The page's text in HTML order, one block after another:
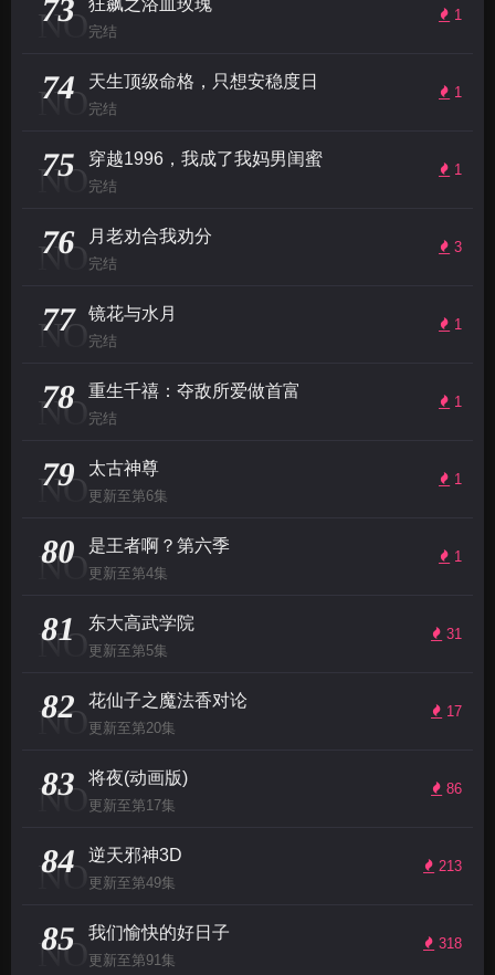
NO
73 1
狂飙之浴血玫瑰
完结
NO
74 1
天生顶级命格，只想安稳度日
完结
NO
75 1
穿越1996，我成了我妈男闺蜜
完结
NO
76 3
月老劝合我劝分
完结
NO
77 1
镜花与水月
完结
NO
78 1
重生千禧：夺敌所爱做首富
完结
NO
79 1
太古神尊
更新至第6集
NO
80 1
是王者啊？第六季
更新至第4集
NO
81 31
东大高武学院
更新至第5集
NO
82 17
花仙子之魔法香对论
更新至第20集
NO
83 86
将夜(动画版)
更新至第17集
NO
84 213
逆天邪神3D
更新至第49集
NO
85 318
我们愉快的好日子
更新至第91集